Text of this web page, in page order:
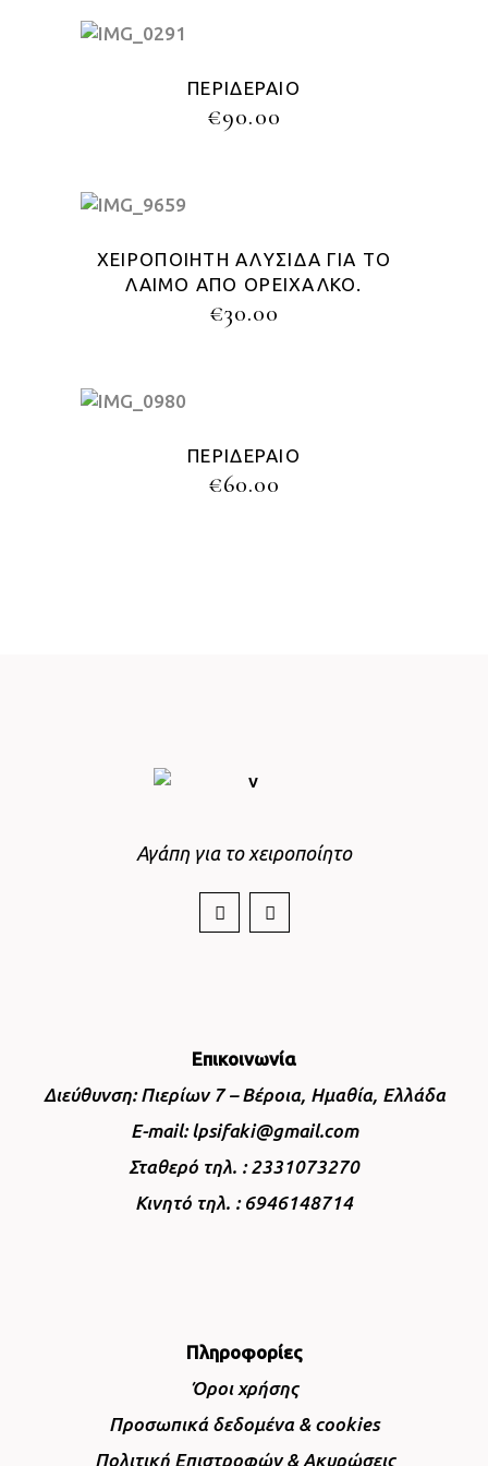
ΠΕΡΙΔΈΡΑΙΟ
€90.00
ΧΕΙΡΟΠΟΊΗΤΗ ΑΛΥΣΊΔΑ ΓΙΑ ΤΟ
ΛΑΙΜΌ ΑΠΌ ΟΡΕΊΧΑΛΚΟ.
€30.00
ΠΕΡΙΔΈΡΑΙΟ
€60.00
Αγάπη για το χειροποίητο
Επικοινωνία
Διεύθυνση: Πιερίων 7 – Βέροια, Ημαθία, Ελλάδα
E-mail: lpsifaki@gmail.com
Σταθερό τηλ. : 2331073270
Κινητό τηλ. : 6946148714
Πληροφορίες
Όροι χρήσης
Προσωπικά δεδομένα & cookies
Πολιτική Επιστροφών & Ακυρώσεις